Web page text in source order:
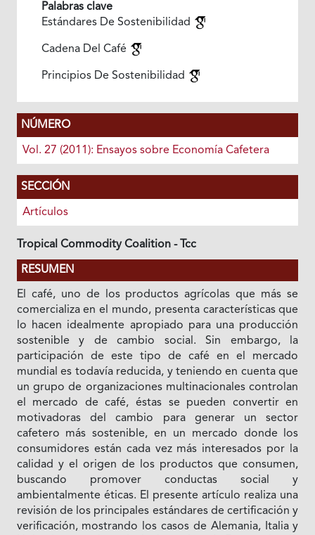
Palabras clave
Estándares De Sostenibilidad
Cadena Del Café
Principios De Sostenibilidad
NÚMERO
Vol. 27 (2011): Ensayos sobre Economía Cafetera
SECCIÓN
Artículos
Tropical Commodity Coalition - Tcc
RESUMEN
El café, uno de los productos agrícolas que más se
comercializa en el mundo, presenta características que
lo hacen idealmente apropiado para una producción
sostenible y de cambio social. Sin embargo, la
participación de este tipo de café en el mercado
mundial es todavía reducida, y teniendo en cuenta que
un grupo de organizaciones multinacionales controlan
el mercado de café, éstas se pueden convertir en
motivadoras del cambio para generar un sector
cafetero más sostenible, en un mercado donde los
consumidores están cada vez más interesados por la
calidad y el origen de los productos que consumen,
buscando promover conductas social y
ambientalmente éticas. El presente artículo realiza una
revisión de los principales estándares de certificación y
verificación, mostrando los casos de Alemania, Italia y